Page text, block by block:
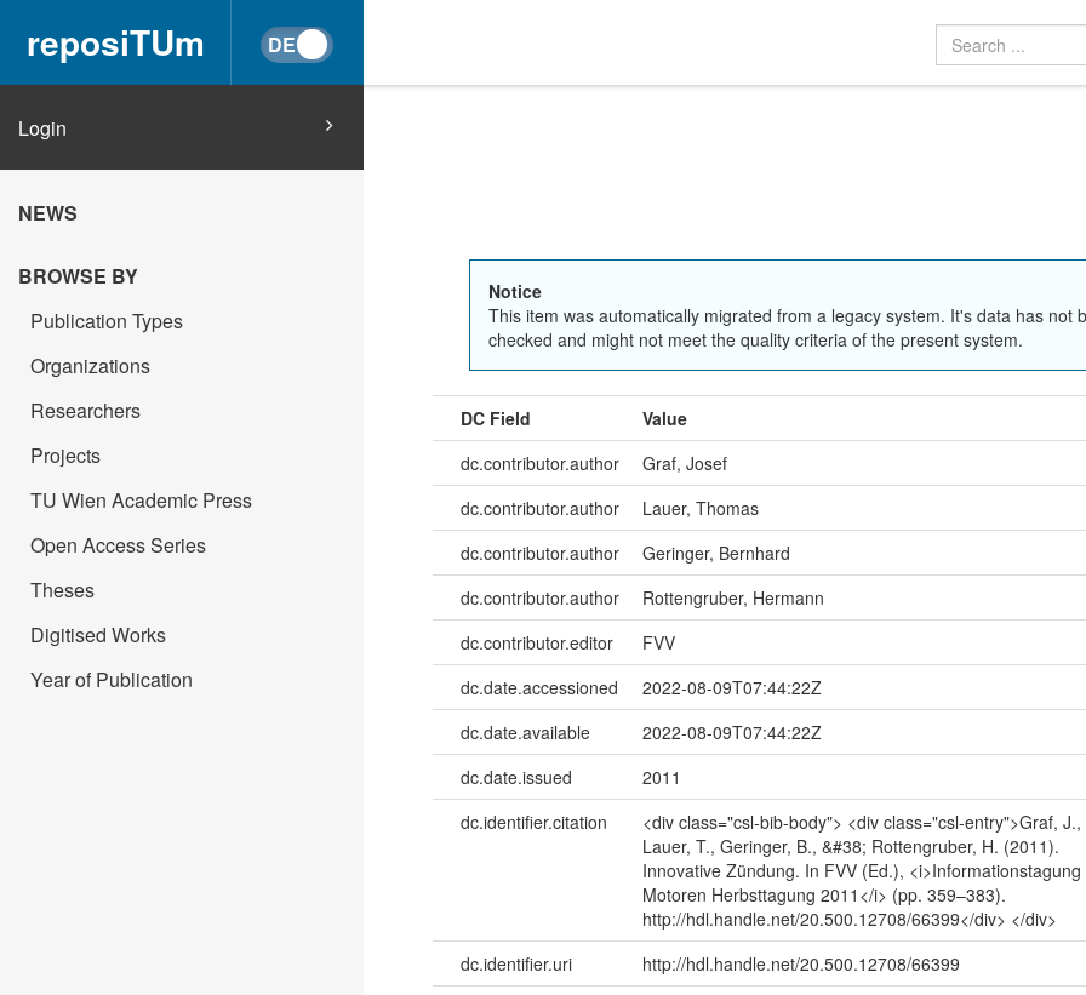
reposiTUm
Login
NEWS
BROWSE BY
Publication Types
Organizations
Researchers
Projects
TU Wien Academic Press
Open Access Series
Theses
Digitised Works
Year of Publication
Notice
This item was automatically migrated from a legacy system. It's data has not
checked and might not meet the quality criteria of the present system.
DC Field
Value
dc.contributor.author
Graf, Josef
dc.contributor.author
Lauer, Thomas
dc.contributor.author
Geringer, Bernhard
dc.contributor.author
Rottengruber, Hermann
dc.contributor.editor
FVV
dc.date.accessioned
2022-08-09T07:44:22Z
dc.date.available
2022-08-09T07:44:22Z
dc.date.issued
2011
dc.identifier.citation
<div class="csl-bib-body"> <div class="csl-entry">Graf, J.,
Lauer, T., Geringer, B., &#38; Rottengruber, H. (2011).
Innovative Zündung. In FVV (Ed.), <i>Informationstagung
Motoren Herbsttagung 2011</i> (pp. 359–383).
http://hdl.handle.net/20.500.12708/66399</div> </div>
dc.identifier.uri
http://hdl.handle.net/20.500.12708/66399